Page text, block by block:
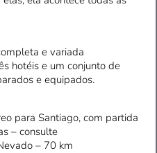
e variada
hotéis e um conjunto de
e equipados.
para Santiago, com partida
– consulte
– 70 km